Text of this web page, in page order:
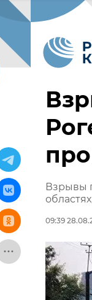
Взрывы
09:39